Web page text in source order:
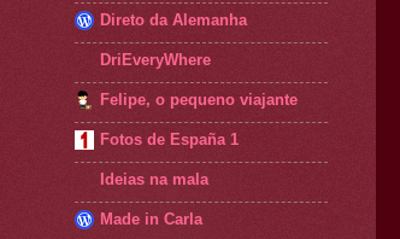
Direto da Alemanha
DriEveryWhere
Felipe, o pequeno viajante
Fotos de España 1
Ideias na mala
Made in Carla